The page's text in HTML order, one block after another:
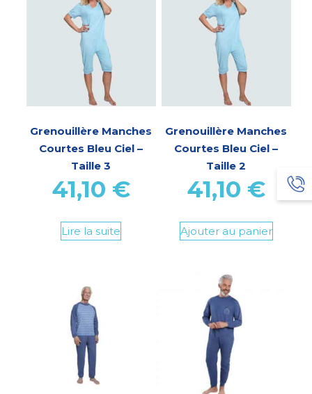
Grenouillère Manches
Courtes Bleu Ciel –
Taille 3
41,10 €
Lire la suite
Grenouillère Manches
Courtes Bleu Ciel –
Taille 2
41,10 €
Ajouter au panier